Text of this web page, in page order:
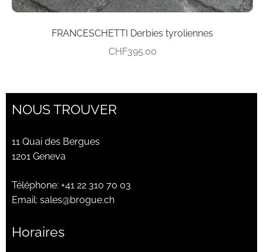
FRANCESCHETTI Derbies tyroliennes
CHF395.00
NOUS TROUVER
11 Quai des Bergues
1201 Geneva
Téléphone: +41 22 310 70 03
Email: sales@brogue.ch
Horaires